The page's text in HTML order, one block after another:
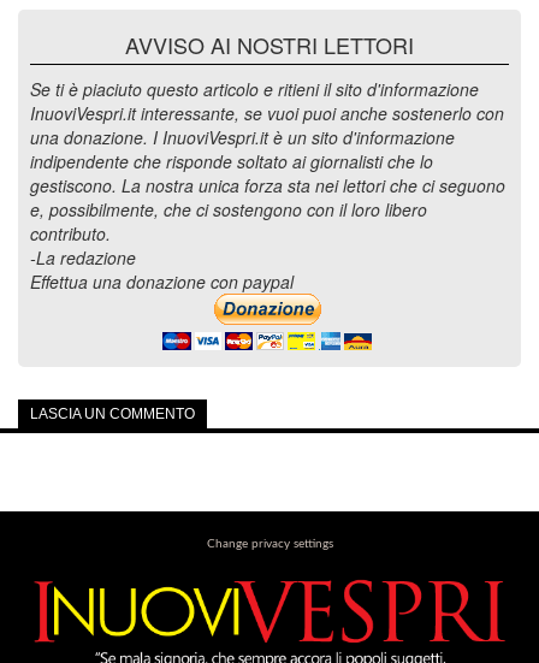
AVVISO AI NOSTRI LETTORI
Se ti è piaciuto questo articolo e ritieni il sito d'informazione
InuoviVespri.it interessante, se vuoi puoi anche sostenerlo con
una donazione. I InuoviVespri.it è un sito d'informazione
indipendente che risponde soltato ai giornalisti che lo
gestiscono. La nostra unica forza sta nei lettori che ci seguono
e, possibilmente, che ci sostengono con il loro libero
contributo.
-La redazione
Effettua una donazione con paypal
LASCIA UN COMMENTO
Change privacy settings